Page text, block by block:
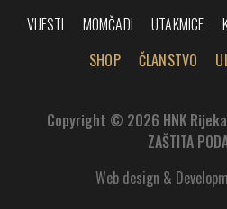
VIJESTI MOMČADI UTAKMICE
SHOP
ČLANSTVO
Copyright © 2026 HNK Rijeka
ZAŠTITA
Web design &